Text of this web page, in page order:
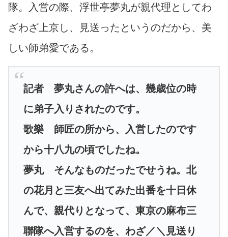
隊。入営の際、浮世亭夢丸が親代理としてわ
ざわざ上京し、見送ったというのだから、美
しい師弟愛である。
記者 夢丸さんの許へは、幾歳位の時
に弟子入りされたのです。
歌樂 師匠の所から、入営したのです
から十八九の頃でしたね。
夢丸 そんなものだったでせうね。北
の花月と三友へ出てみた出番を十日休
んで、親代りとなって、東京の麻布三
聯隊へ入営するのを、わざ／＼見送り